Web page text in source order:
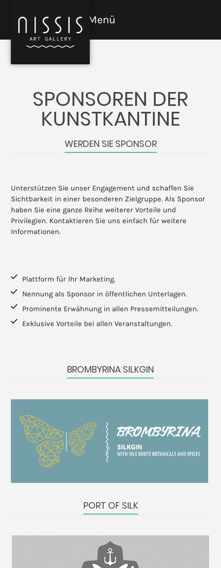
Menü
Open
mobile
Close
mobile
SPONSOREN DER
KUNSTKANTINE
WERDEN SIE SPONSOR
Unterstützen Sie unser Engagement und schaffen Sie
Sichtbarkeit in einer besonderen Zielgruppe. Als Sponsor
haben Sie eine ganze Reihe weiterer Vorteile und
Privilegien. Kontaktieren Sie uns einfach für weitere
Informationen.
Plattform für Ihr Marketing.
Nennung als Sponsor in öffentlichen Unterlagen.
Prominente Erwähnung in allen Pressemitteilungen.
Exklusive Vorteile bei allen Veranstaltungen.
BROMBYRINA SILKGIN
PORT OF SILK